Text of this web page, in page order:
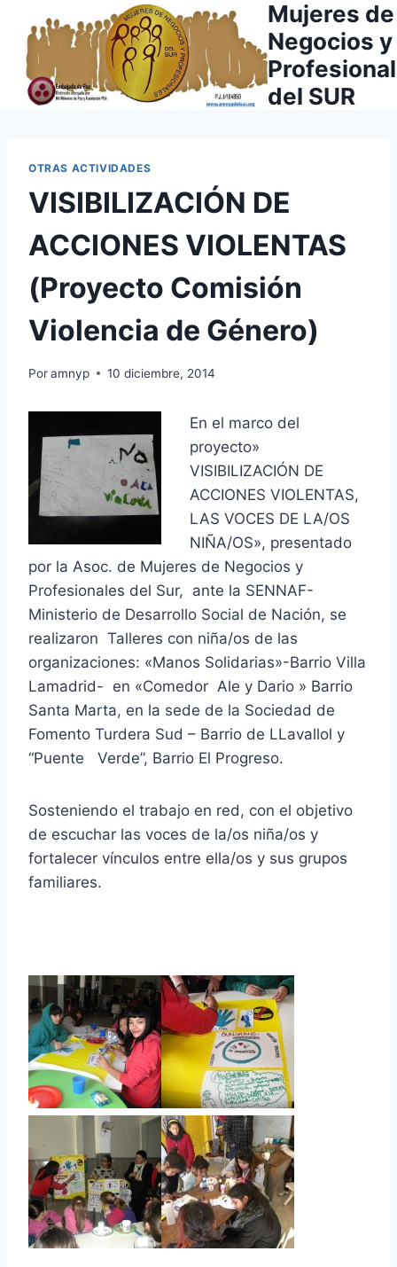
contenido
Mujeres de
Negocios y
del SUR
OTRAS ACTIVIDADES
VISIBILIZACIÓN DE
ACCIONES VIOLENTAS
(Proyecto Comisión
Violencia de Género)
Poramnyp 10 diciembre, 2014
En el marco del
proyecto»
VISIBILIZACIÓN DE
ACCIONES VIOLENTAS,
LAS VOCES DE LA/OS
NIÑA/OS», presentado
por la Asoc. de Mujeres de Negocios y
Profesionales del Sur, ante la SENNAF-
Ministerio de Desarrollo Social de Nación, se
realizaron Talleres con niña/os de las
organizaciones: «Manos Solidarias»-Barrio Villa
Lamadrid- en «Comedor Ale y Dario » Barrio
Santa Marta, en la sede de la Sociedad de
Fomento Turdera Sud – Barrio de LLavallol y
“Puente Verde”, Barrio El Progreso.
Sosteniendo el trabajo en red, con el objetivo
de escuchar las voces de la/os niña/os y
fortalecer vínculos entre ella/os y sus grupos
familiares.